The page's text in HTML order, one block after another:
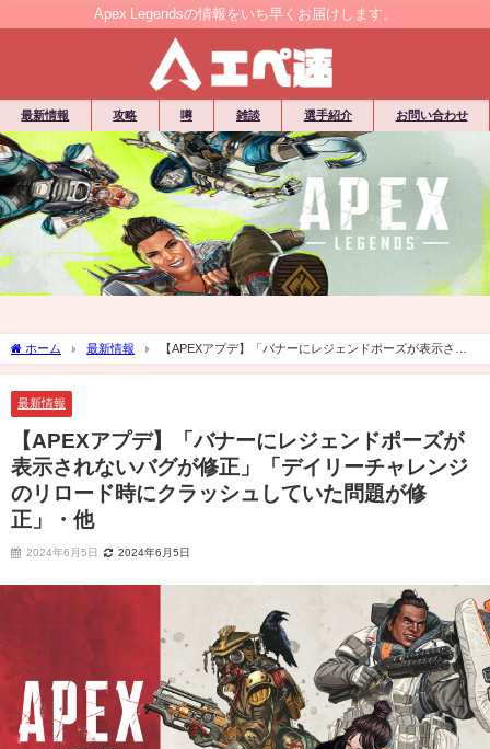
Apex Legendsの情報をいち早くお届けします。
最新情報 攻略 噂 雑談 選手紹介 お問い合わせ
ホーム 最新情報
【APEXアプデ】「バナーにレジェンドポーズが表示され
ないバグが修正」「デイリーチャレンジのリロード時にクラッシュしていた問題が修
最新情報
【APEXアプデ】「バナーにレジェンドポーズが
表示されないバグが修正」「デイリーチャレンジ
のリロード時にクラッシュしていた問題が修
正」・他
2024年6月5日 2024年6月5日